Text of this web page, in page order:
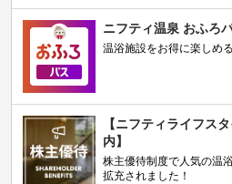
ニフティ温泉 おふろ
温浴施設をお得に楽しめ
【ニフティライフス
内】
株主優待制度で人気の温
拡充されました！